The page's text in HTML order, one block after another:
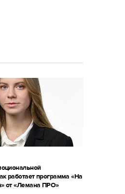
работает программа «На
от «Лемана ПРО»